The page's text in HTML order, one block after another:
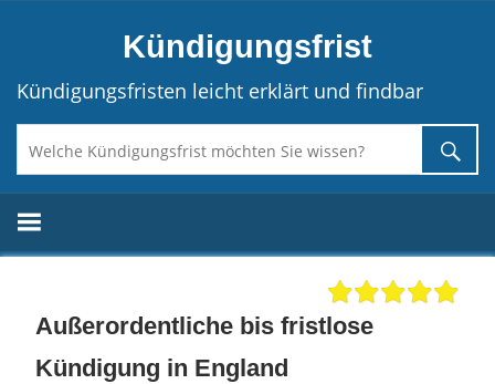
Kündigungsfrist
Kündigungsfristen leicht erklärt und findbar
Außerordentliche bis fristlose
Kündigung in England